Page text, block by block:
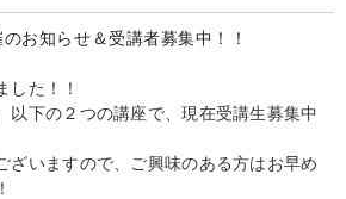
知らせ＆受講者募集中！！
した！！
以下の２つの講座で、現在受講生募集中
ざいますので、ご興味のある方はお早め